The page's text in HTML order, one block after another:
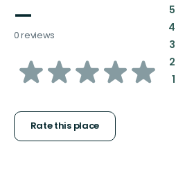
—
0 reviews
of
stars
Rate this place
5:
4:
3:
2:
1: